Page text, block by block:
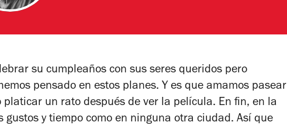
su cumpleaños con sus seres queridos pero
pensado en estos planes. Y es que amamos pasear
platicar un rato después de ver la película. En fin, en la
gustos y tiempo como en ninguna otra ciudad. Así que